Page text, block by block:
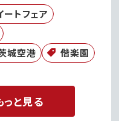
ートフェア
城空港 偕楽園
と見る